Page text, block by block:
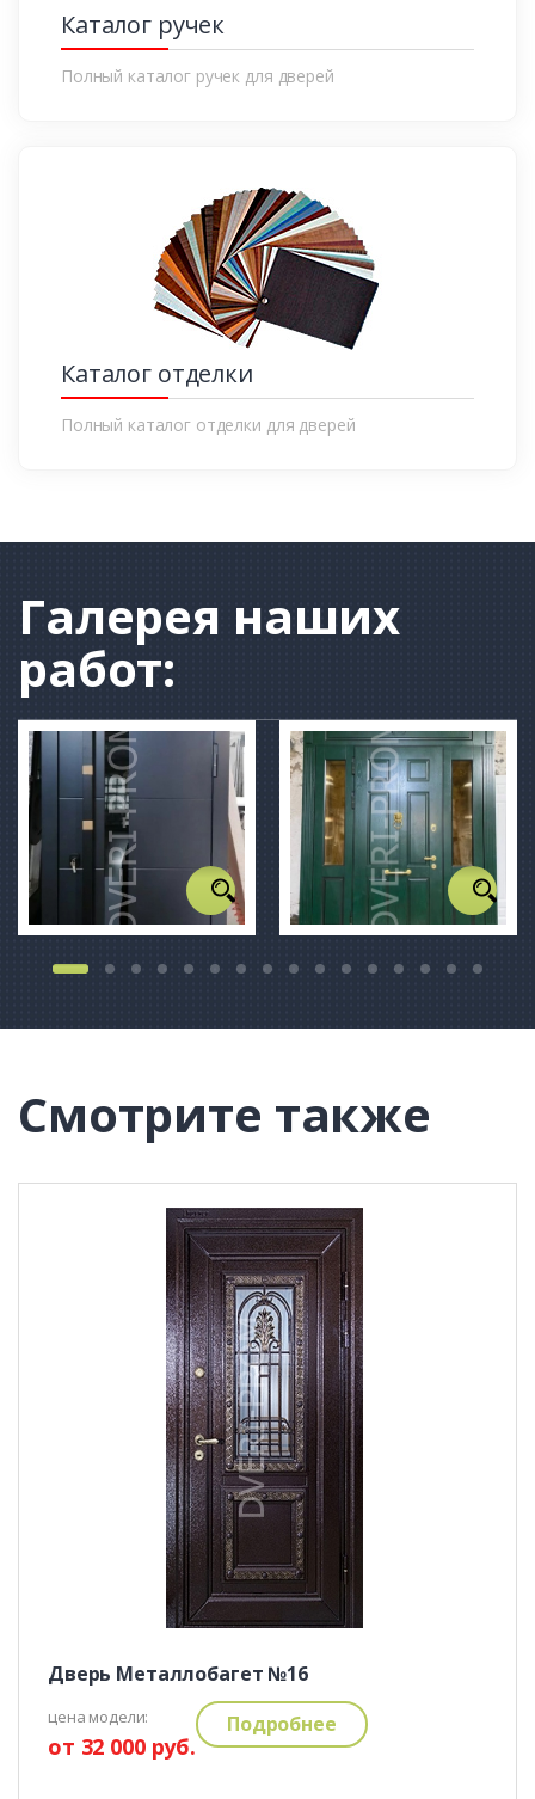
Каталог ручек
Полный каталог ручек для дверей
Каталог отделки
Полный каталог отделки для дверей
Галерея наших
работ:
Смотрите также
Дверь Металлобагет №16
цена модели:
от 32 000 руб.
Подробнее